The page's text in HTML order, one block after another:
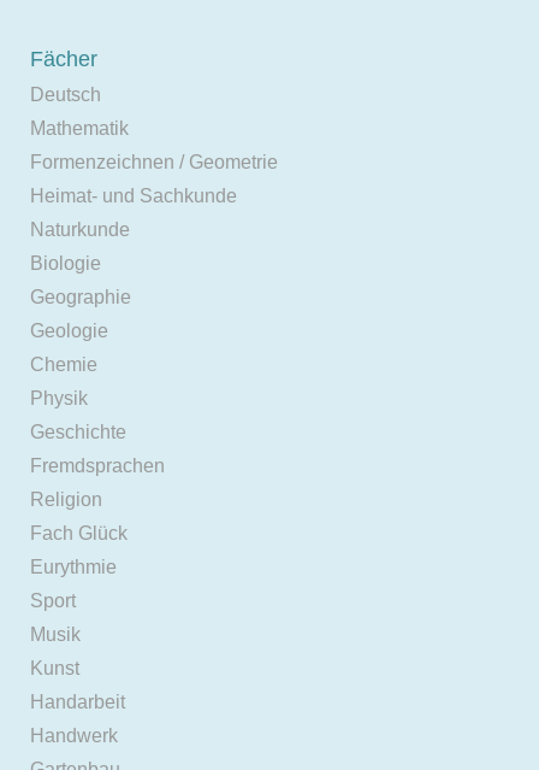
Fächer
Deutsch
Mathematik
Formenzeichnen / Geometrie
Heimat- und Sachkunde
Naturkunde
Biologie
Geographie
Geologie
Chemie
Physik
Geschichte
Fremdsprachen
Religion
Fach Glück
Eurythmie
Sport
Musik
Kunst
Handarbeit
Handwerk